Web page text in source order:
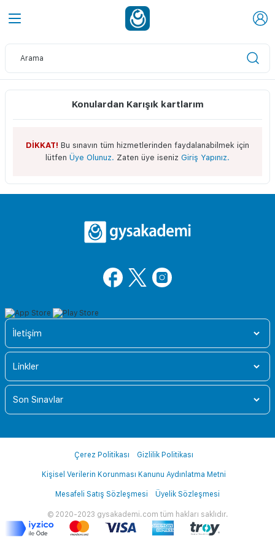
Konulardan Karışık kartlarım
DİKKAT! Bu sınavın tüm hizmetlerinden faydalanabilmek için
lütfen Üye Olunuz. Zaten üye iseniz Giriş Yapınız.
İletişim
Linkler
Son Sınavlar
© 2020-2023 gysakademi.com tüm hakları saklıdır.
Çerez Politikası Gizlilik Politikası
Kişisel Verilerin Korunması Kanunu Aydınlatma Metni
Mesafeli Satış Sözleşmesi Üyelik Sözleşmesi